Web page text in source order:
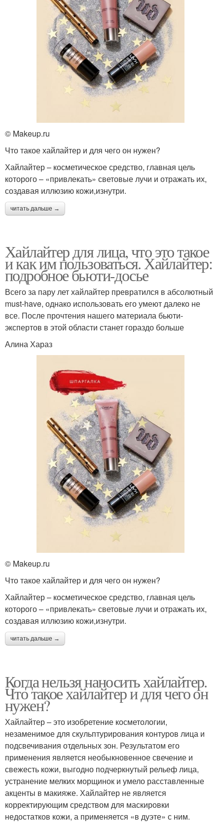
© Makeup.ru
Что такое хайлайтер и для чего он нужен?
Хайлайтер – косметическое средство, главная цель
которого – «привлекать» световые лучи и отражать их,
создавая иллюзию кожи,изнутри.
читать дальше →
Хайлайтер для лица, что это такое
и как им пользоваться. Хайлайтер:
подробное бьюти-досье
Всего за пару лет хайлайтер превратился в абсолютный
must-have, однако использовать его умеют далеко не
все. После прочтения нашего материала бьюти-
экспертов в этой области станет гораздо больше
Алина Хараз
© Makeup.ru
Что такое хайлайтер и для чего он нужен?
Хайлайтер – косметическое средство, главная цель
которого – «привлекать» световые лучи и отражать их,
создавая иллюзию кожи,изнутри.
читать дальше →
Когда нельзя наносить хайлайтер.
Что такое хайлайтер и для чего он
нужен?
Хайлайтер – это изобретение косметологии,
незаменимое для скульптурирования контуров лица и
подсвечивания отдельных зон. Результатом его
применения является необыкновенное свечение и
свежесть кожи, выгодно подчеркнутый рельеф лица,
устранение мелких морщинок и умело расставленные
акценты в макияже. Хайлайтер не является
корректирующим средством для маскировки
недостатков кожи, а применяется «в дуэте» с ним.